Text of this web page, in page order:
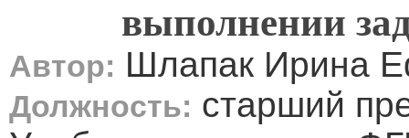
выполнении
Автор: Шлапак Ирина
Должность: старший